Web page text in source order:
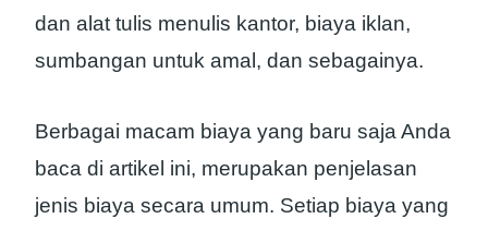
dan alat tulis menulis kantor, biaya iklan,
sumbangan untuk amal, dan sebagainya.
Berbagai macam biaya yang baru saja Anda
baca di artikel ini, merupakan penjelasan
jenis biaya secara umum. Setiap biaya yang